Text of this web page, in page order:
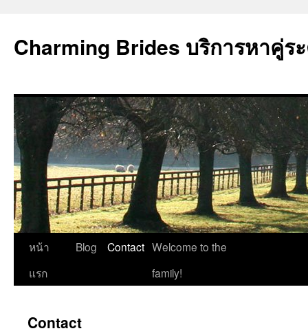
Charming Brides บริการหาคู่ร
ข้าม
ไป
เนื้อหา
หน้า
แรก
Blog Contact Welcome to the
family!
Contact